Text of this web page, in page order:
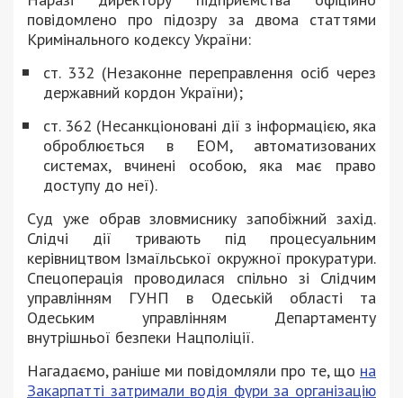
повідомлено про підозру за двома статтями
Кримінального кодексу України:
ст. 332 (Незаконне переправлення осіб через
державний кордон України);
ст. 362 (Несанкціоновані дії з інформацією, яка
оброблюється в ЕОМ, автоматизованих
системах, вчинені особою, яка має право
доступу до неї).
Суд уже обрав зловмиснику запобіжний захід.
Слідчі дії тривають під процесуальним
керівництвом Ізмаїльської окружної прокуратури.
Спецоперація проводилася спільно зі Слідчим
управлінням ГУНП в Одеській області та
Одеським управлінням Департаменту
внутрішньої безпеки Нацполіції.
Нагадаємо, раніше ми повідомляли про те, що на
Закарпатті затримали водія фури за організацію